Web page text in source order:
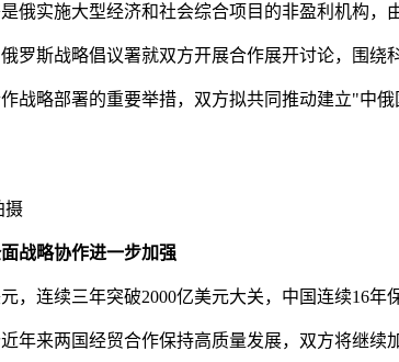
俄实施大型经济和社会综合项目的非盈利机构，
罗斯战略倡议署就双方开展合作展开讨论，围绕
战略部署的重要举措，双方拟共同推动建立"中
摄
战略协作进一步加强
，连续三年突破2000亿美元大关，中国连续16年
年来两国经贸合作保持高质量发展，双方将继续